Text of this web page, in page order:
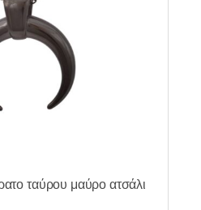
ταύρου μαύρο ατσάλι